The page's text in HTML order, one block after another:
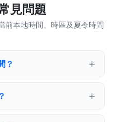
見問題
前本地時間、時區及夏令時間
？